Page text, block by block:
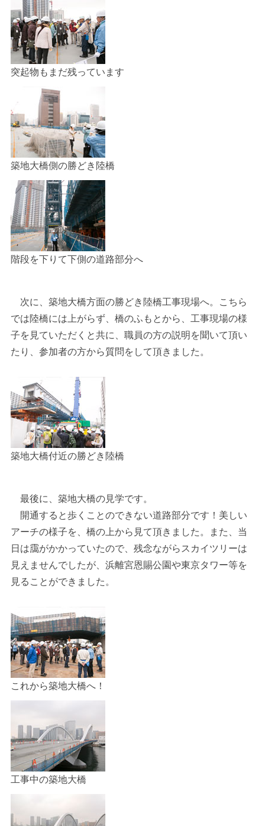
突起物もまだ残っています
築地大橋側の勝どき陸橋
階段を下りて下側の道路部分へ
次に、築地大橋方面の勝どき陸橋工事現場へ。こちら
では陸橋には上がらず、橋のふもとから、工事現場の様
子を見ていただくと共に、職員の方の説明を聞いて頂い
たり、参加者の方から質問をして頂きました。
築地大橋付近の勝どき陸橋
最後に、築地大橋の見学です。
開通すると歩くことのできない道路部分です！美しい
アーチの様子を、橋の上から見て頂きました。また、当
日は靄がかかっていたので、残念ながらスカイツリーは
見えませんでしたが、浜離宮恩賜公園や東京タワー等を
見ることができました。
これから築地大橋へ！
工事中の築地大橋